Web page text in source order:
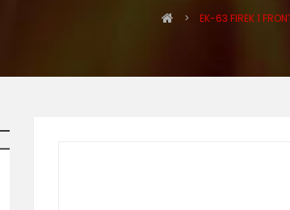
> EK-63 FIREK 1